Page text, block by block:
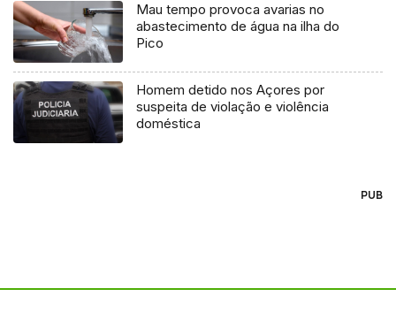
Mau tempo provoca avarias no
abastecimento de água na ilha do
Pico
Homem detido nos Açores por
suspeita de violação e violência
doméstica
PUB